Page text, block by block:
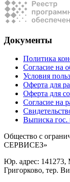
Документы
Политика
Согласие на
Условия
Оферта для
Оферта для
Согласие на
Выписка
Общество с
СЕРВИСЕЗ»
Юр. адрес: 141273,
Григорково, тер.